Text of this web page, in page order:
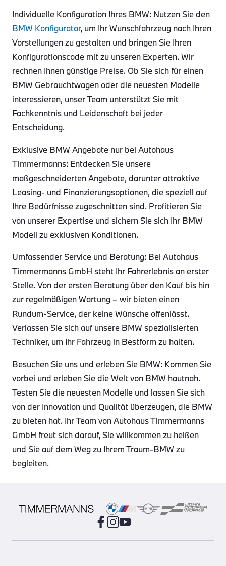
Individuelle Konfiguration Ihres BMW: Nutzen Sie den
BMW Konfigurator, um Ihr Wunschfahrzeug nach Ihren
Vorstellungen zu gestalten und bringen Sie Ihren
Konfigurationscode mit zu unseren Experten. Wir
rechnen Ihnen günstige Preise. Ob Sie sich für einen
BMW Gebrauchtwagen oder die neuesten Modelle
interessieren, unser Team unterstützt Sie mit
Fachkenntnis und Leidenschaft bei jeder
Entscheidung.
Exklusive BMW Angebote nur bei Autohaus
Timmermanns: Entdecken Sie unsere
maßgeschneiderten Angebote, darunter attraktive
Leasing- und Finanzierungsoptionen, die speziell auf
Ihre Bedürfnisse zugeschnitten sind. Profitieren Sie
von unserer Expertise und sichern Sie sich Ihr BMW
Modell zu exklusiven Konditionen.
Umfassender Service und Beratung: Bei Autohaus
Timmermanns GmbH steht Ihr Fahrerlebnis an erster
Stelle. Von der ersten Beratung über den Kauf bis hin
zur regelmäßigen Wartung – wir bieten einen
Rundum-Service, der keine Wünsche offenlässt.
Verlassen Sie sich auf unsere BMW spezialisierten
Techniker, um Ihr Fahrzeug in Bestform zu halten.
Besuchen Sie uns und erleben Sie BMW: Kommen Sie
vorbei und erleben Sie die Welt von BMW hautnah.
Testen Sie die neuesten Modelle und lassen Sie sich
von der Innovation und Qualität überzeugen, die BMW
zu bieten hat. Ihr Team von Autohaus Timmermanns
GmbH freut sich darauf, Sie willkommen zu heißen
und Sie auf dem Weg zu Ihrem Traum-BMW zu
begleiten.